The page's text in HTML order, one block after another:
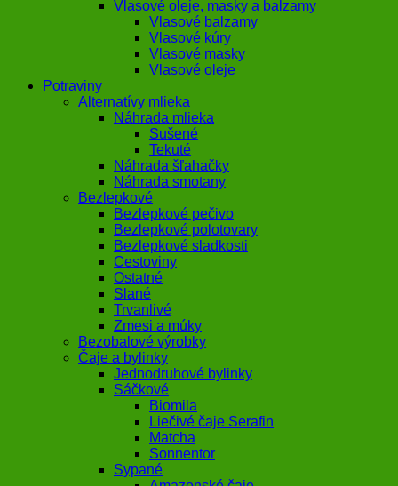
Vlasové oleje, masky a balzamy
Vlasové balzamy
Vlasové kúry
Vlasové masky
Vlasové oleje
Potraviny
Alternatívy mlieka
Náhrada mlieka
Sušené
Tekuté
Náhrada šľahačky
Náhrada smotany
Bezlepkové
Bezlepkové pečivo
Bezlepkové polotovary
Bezlepkové sladkosti
Cestoviny
Ostatné
Slané
Trvanlivé
Zmesi a múky
Bezobalové výrobky
Čaje a bylinky
Jednodruhové bylinky
Sáčkové
Biomila
Liečivé čaje Serafin
Matcha
Sonnentor
Sypané